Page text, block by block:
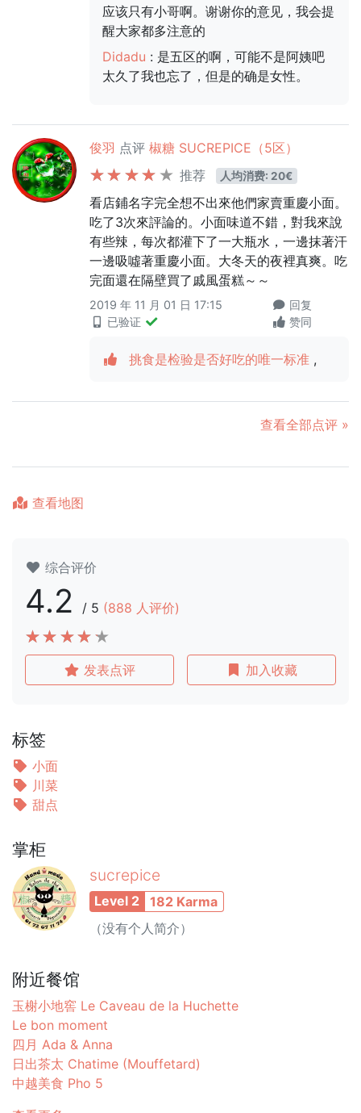
应该只有小哥啊。谢谢你的意见，我会提
醒大家都多注意的
Didadu : 是五区的啊，可能不是阿姨吧
太久了我也忘了，但是的确是女性。
俊羽 点评 椒糖 SUCREPICE（5区）
推荐
人均消费: 20€
看店鋪名字完全想不出來他們家賣重慶小面。
吃了3次來評論的。小面味道不錯，對我來說
有些辣，每次都灌下了一大瓶水，一邊抹著汗
一邊吸噓著重慶小面。大冬天的夜裡真爽。吃
完面還在隔壁買了戚風蛋糕～～
2019 年 11 月 01 日 17:15
已验证
回复
赞同
挑食是检验是否好吃的唯一标准 ,
查看全部点评 »
查看地图
综合评价
4.2 / 5 (888 人评价)
发表点评 加入收藏
标签
小面
川菜
甜点
掌柜
sucrepice
Level 2
182 Karma
（没有个人简介）
附近餐馆
玉榭小地窖 Le Caveau de la Huchette
Le bon moment
四月 Ada & Anna
日出茶太 Chatime (Mouffetard)
中越美食 Pho 5